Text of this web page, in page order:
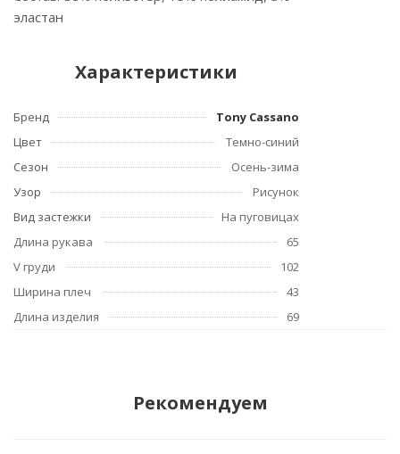
эластан
Характеристики
Бренд
Tony Cassano
Цвет
Темно-синий
Сезон
Осень-зима
Узор
Рисунок
Вид застежки
На пуговицах
Длина рукава
65
V груди
102
Ширина плеч
43
Длина изделия
69
Рекомендуем